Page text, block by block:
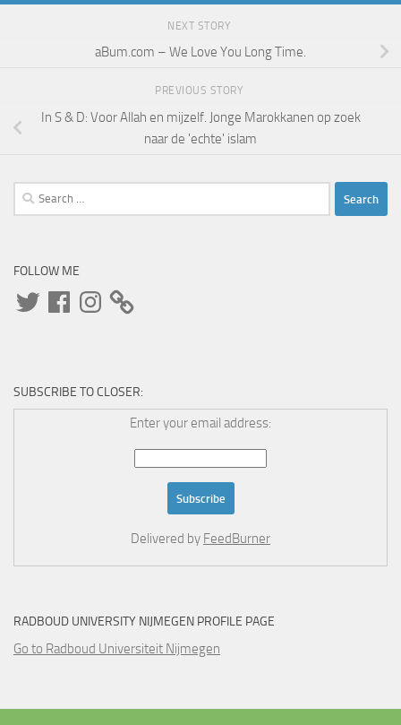
NEXT STORY
aBum.com – We Love You Long Time.
PREVIOUS STORY
In S & D: Voor Allah en mijzelf. Jonge Marokkanen op zoek
naar de 'echte' islam
Search
for:
FOLLOW ME
TwitterFacebookInstagram
SUBSCRIBE TO CLOSER:
Enter your email address:
Delivered by FeedBurner
RADBOUD UNIVERSITY NIJMEGEN PROFILE PAGE
Go to Radboud Universiteit Nijmegen